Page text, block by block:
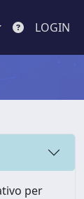
LOGIN
per